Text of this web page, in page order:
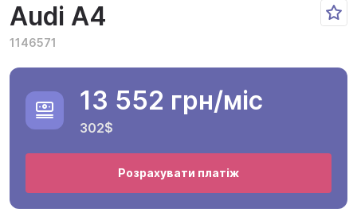
Audi A4
1146571
13 552 грн/міс
302$
Розрахувати платіж